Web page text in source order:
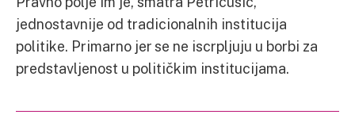
jednostavnije od tradicionalnih institucija
politike. Primarno jer se ne iscrpljuju u borbi za
predstavljenost u političkim institucijama.